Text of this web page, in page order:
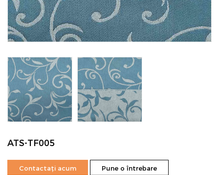
ATS-TF005
Contactați acum Pune o întrebare